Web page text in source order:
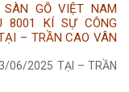
SÀN GỖ VIỆT NAM
8001 KÍ SỰ CÔNG
– TRẦN CAO VÂN
06/2025 TẠI – TRẦN